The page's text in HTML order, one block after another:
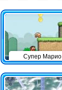
Супер Марио